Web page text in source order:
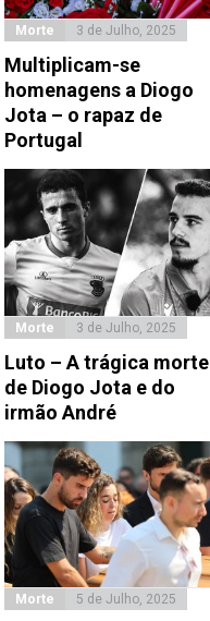
Morte 3 de Julho, 2025
Multiplicam-se
homenagens a Diogo
Jota – o rapaz de
Portugal
Morte 3 de Julho, 2025
Luto – A trágica morte
de Diogo Jota e do
irmão André
Morte 5 de Julho, 2025